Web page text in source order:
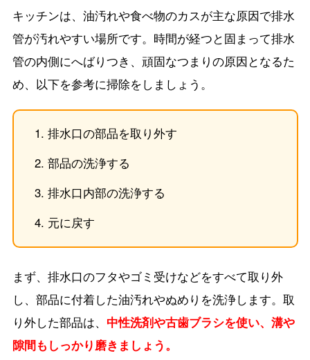
キッチンは、油汚れや食べ物のカスが主な原因で排水
管が汚れやすい場所です。時間が経つと固まって排水
管の内側にへばりつき、頑固なつまりの原因となるた
め、以下を参考に掃除をしましょう。
排水口の部品を取り外す
部品の洗浄する
排水口内部の洗浄する
元に戻す
まず、排水口のフタやゴミ受けなどをすべて取り外
し、部品に付着した油汚れやぬめりを洗浄します。取
り外した部品は、 中性洗剤や古歯ブラシを使い、溝や
隙間もしっかり磨きましょう。